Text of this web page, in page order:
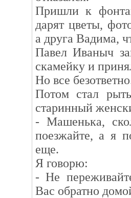
Пришли к
дарят цветы,
а друга Вадима,
Павел Иваныч
скамейку и
Но все
Потом стал
старинный
- Машенька,
поезжайте, а я
еще.
Я говорю:
- Не
Вас обратно